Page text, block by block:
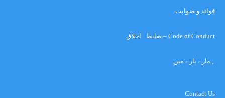
قوائد و ضوابت
Code of Conduct – ضابطہ اخلاق
ہمارے بارے میں
Contact Us